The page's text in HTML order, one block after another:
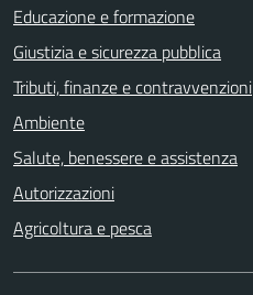
Educazione e formazione
Giustizia e sicurezza pubblica
Tributi, finanze e contravvenzioni
Ambiente
Salute, benessere e assistenza
Autorizzazioni
Agricoltura e pesca